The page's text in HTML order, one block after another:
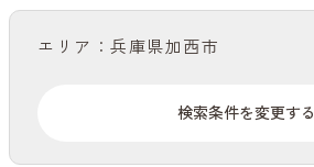
エリア：兵庫県加西市
検索条件を変更する